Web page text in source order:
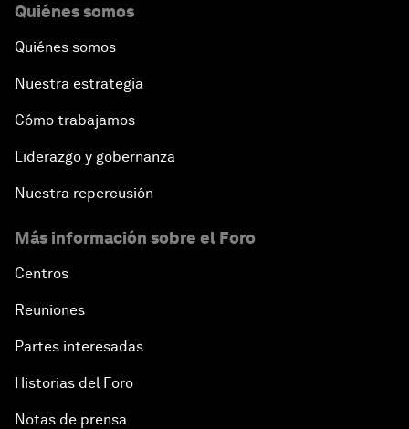
Quiénes somos
Quiénes somos
Nuestra estrategia
Cómo trabajamos
Liderazgo y gobernanza
Nuestra repercusión
Más información sobre el Foro
Centros
Reuniones
Partes interesadas
Historias del Foro
Notas de prensa